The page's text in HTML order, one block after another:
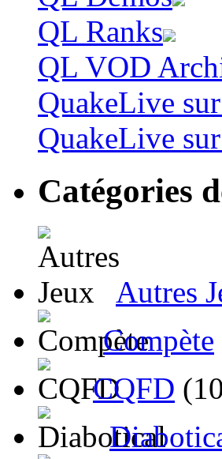
QL Ranks
QL VOD
QuakeLive
QuakeLive
Catégories
Autres
Compète
CQFD